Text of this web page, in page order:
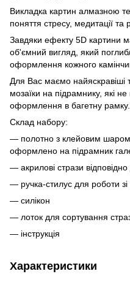
Викладка картин алмазною
поняття стресу, медитації та
Завдяки ефекту 5D картини
об'ємний вигляд, який
оформлення кожного
Для Вас маємо найяскравіші
мозаїки на підрамнику, які
оформлення в багетну рамку.
Склад набору:
— полотно з клейовим
оформлено на підрамник
— акрилові стрази відповідно
— ручка-стилус для роботи зі
— силікон
— лоток для сортування
— інструкція
Характеристики